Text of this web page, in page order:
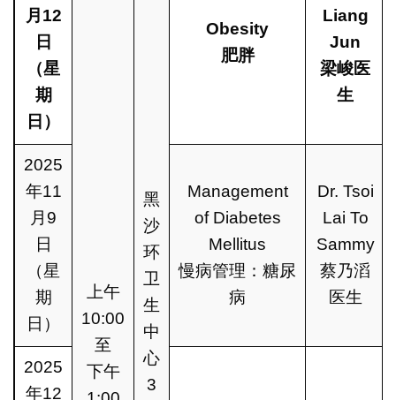
上午
10:00
至
下午
黑
沙
环
卫
生
中
心
3
月 12
日
（星
期
日 ）
Obesity
肥胖
Liang
Jun
梁峻医
生
2025
年11
月9
日
（星
期
日）
Management
of Diabetes
Mellitus
慢病管理：糖尿
病
Dr. Tsoi
Lai To
Sammy
蔡乃滔
医生
2025
年12